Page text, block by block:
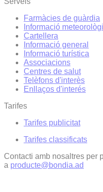
Farmàcies de guàrdia
Informació
Cartellera
Informació general
Informació turística
Associacions
Centres de salut
Telèfons d'interès
Enllaços d'interés
Tarifes
Tarifes publicitat
Tarifes classificats
Contacti amb nosaltres per
a producte@bondia.ad